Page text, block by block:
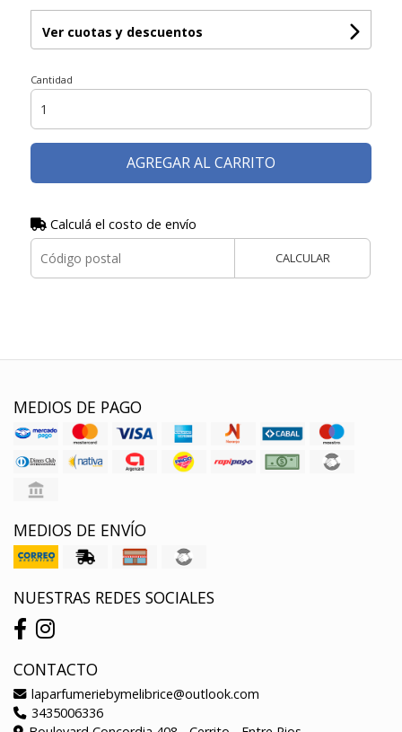
Ver cuotas y descuentos
Cantidad
AGREGAR AL CARRITO
Calculá el costo de envío
CALCULAR
MEDIOS DE PAGO
MEDIOS DE ENVÍO
NUESTRAS REDES SOCIALES
CONTACTO
laparfumeriebymelibrice@outlook.com
3435006336